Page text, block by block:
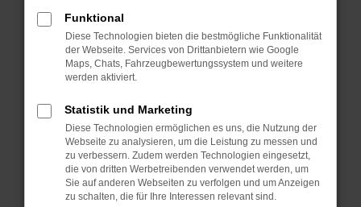
Starte dein Gerät neu.
Das kann manchmal helfen, vorübergehende
Probleme zu beheben.
Betriebssystem auf dem neuesten Stand
sind.
Veraltete Software birgt nicht nur ein
Sicherheitsrisiko, sondern kann auch dazu
führen, dass bestimmte Funktionen nicht mehr
unterstützt werden.
Funktional
Diese Technologien bieten die bestmögliche Funktionalität
der Webseite. Services von Drittanbietern wie Google
Maps, Chats, Fahrzeugbewertungssystem und weitere
werden aktiviert.
Statistik und Marketing
Diese Technologien ermöglichen es uns, die Nutzung der
Webseite zu analysieren, um die Leistung zu messen und
zu verbessern. Zudem werden Technologien eingesetzt,
die von dritten Werbetreibenden verwendet werden, um
Sie auf anderen Webseiten zu verfolgen und um Anzeigen
zu schalten, die für Ihre Interessen relevant sind.